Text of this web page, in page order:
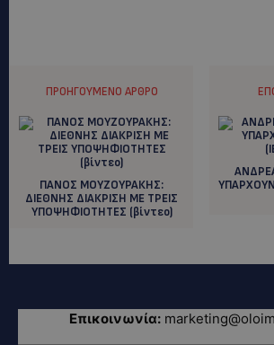
ΠΡΟΗΓΟΎΜΕΝΟ ΆΡΘΡΟ
ΠΑΝΟΣ ΜΟΥΖΟΥΡΑΚΗΣ:
ΔΙΕΘΝΗΣ ΔΙΑΚΡΙΣΗ ΜΕ ΤΡΕΙΣ
ΥΠΟΨΗΦΙΟΤΗΤΕΣ (βίντεο)
ΥΠΑΡΧΟΥΝ
Επικοινωνία: